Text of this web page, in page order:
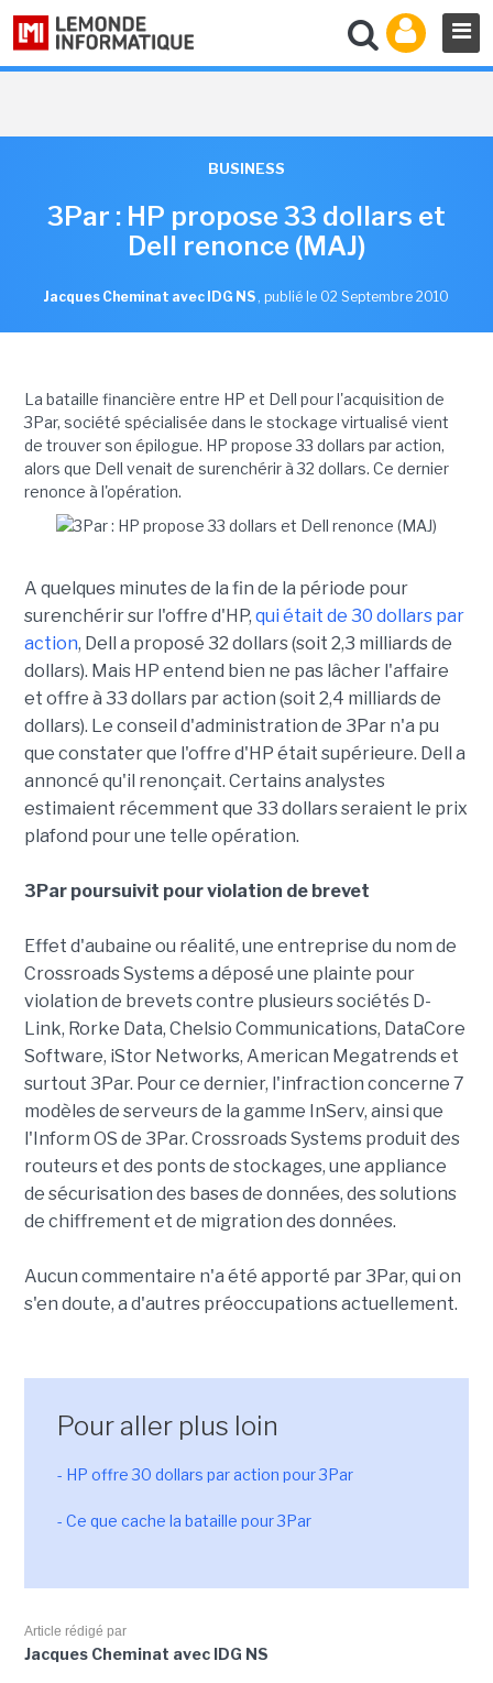
BUSINESS
3Par : HP propose 33 dollars et
Dell renonce (MAJ)
Jacques Cheminat avec IDG NS , publié le 02 Septembre 2010
La bataille financière entre HP et Dell pour l'acquisition de
3Par, société spécialisée dans le stockage virtualisé vient
de trouver son épilogue. HP propose 33 dollars par action,
alors que Dell venait de surenchérir à 32 dollars. Ce dernier
renonce à l'opération.
A quelques minutes de la fin de la période pour
surenchérir sur l'offre d'HP, qui était de 30 dollars par
action, Dell a proposé 32 dollars (soit 2,3 milliards de
dollars). Mais HP entend bien ne pas lâcher l'affaire
et offre à 33 dollars par action (soit 2,4 milliards de
dollars). Le conseil d'administration de 3Par n'a pu
que constater que l'offre d'HP était supérieure. Dell a
annoncé qu'il renonçait. Certains analystes
estimaient récemment que 33 dollars seraient le prix
plafond pour une telle opération.
3Par poursuivit pour violation de brevet
Effet d'aubaine ou réalité, une entreprise du nom de
Crossroads Systems a déposé une plainte pour
violation de brevets contre plusieurs sociétés D-
Link, Rorke Data, Chelsio Communications, DataCore
Software, iStor Networks, American Megatrends et
surtout 3Par. Pour ce dernier, l'infraction concerne 7
modèles de serveurs de la gamme InServ, ainsi que
l'Inform OS de 3Par. Crossroads Systems produit des
routeurs et des ponts de stockages, une appliance
de sécurisation des bases de données, des solutions
de chiffrement et de migration des données.
Aucun commentaire n'a été apporté par 3Par, qui on
s'en doute, a d'autres préoccupations actuellement.
Pour aller plus loin
- HP offre 30 dollars par action pour 3Par
- Ce que cache la bataille pour 3Par
Article rédigé par
Jacques Cheminat avec IDG NS